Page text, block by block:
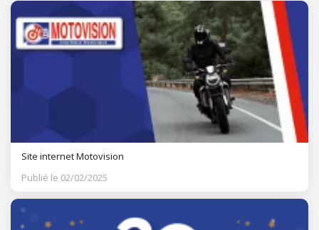
Site internet Motovision
Publié le 02/02/2025